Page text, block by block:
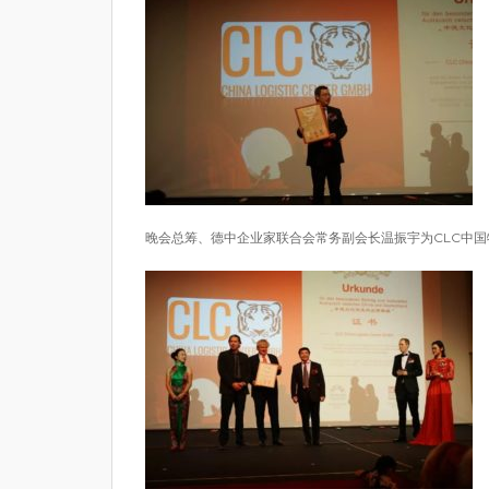
晚会总筹、德中企业家联合会常务副会长温振宇为CLC中国